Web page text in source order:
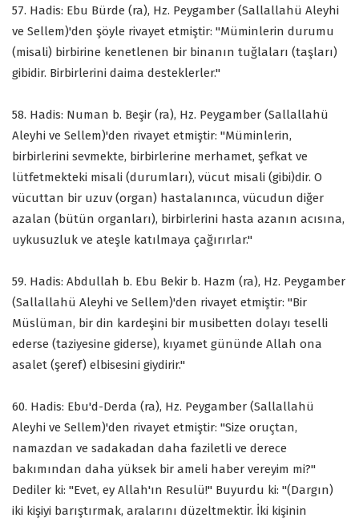
57. Hadis: Ebu Bürde (ra), Hz. Peygamber (Sallallahü Aleyhi
ve Sellem)'den şöyle rivayet etmiştir: "Müminlerin durumu
(misali) birbirine kenetlenen bir binanın tuğlaları (taşları)
gibidir. Birbirlerini daima desteklerler."
58. Hadis: Numan b. Beşir (ra), Hz. Peygamber (Sallallahü
Aleyhi ve Sellem)'den rivayet etmiştir: "Müminlerin,
birbirlerini sevmekte, birbirlerine merhamet, şefkat ve
lütfetmekteki misali (durumları), vücut misali (gibi)dir. O
vücuttan bir uzuv (organ) hastalanınca, vücudun diğer
azalan (bütün organları), birbirlerini hasta azanın acısına,
uykusuzluk ve ateşle katılmaya çağırırlar."
59. Hadis: Abdullah b. Ebu Bekir b. Hazm (ra), Hz. Peygamber
(Sallallahü Aleyhi ve Sellem)'den rivayet etmiştir: "Bir
Müslüman, bir din kardeşini bir musibetten dolayı teselli
ederse (taziyesine giderse), kıyamet gününde Allah ona
asalet (şeref) elbisesini giydirir."
60. Hadis: Ebu'd-Derda (ra), Hz. Peygamber (Sallallahü
Aleyhi ve Sellem)'den rivayet etmiştir: "Size oruçtan,
namazdan ve sadakadan daha faziletli ve derece
bakımından daha yüksek bir ameli haber vereyim mi?"
Dediler ki: "Evet, ey Allah'ın Resulü!" Buyurdu ki: "(Dargın)
iki kişiyi barıştırmak, aralarını düzeltmektir. İki kişinin